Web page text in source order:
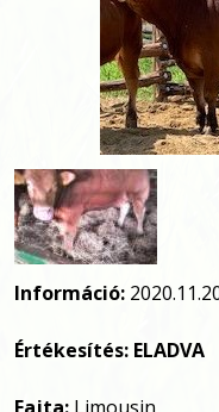
Információ:
Értékesítés: ELADVA